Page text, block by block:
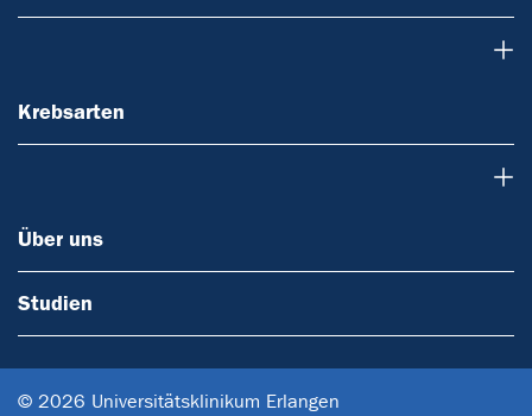
Krebsarten
Über uns
Studien
© 2026 Universitätsklinikum Erlangen